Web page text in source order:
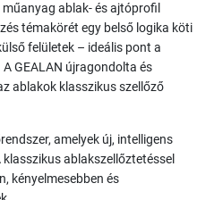
ablak- és ajtóprofil
témakörét egy belső logika köti
felületek – ideális pont a
GEALAN újragondolta és
ablakok klasszikus szellőző
amelyek új, intelligens
ablakszellőztetéssel
kényelmesebben és